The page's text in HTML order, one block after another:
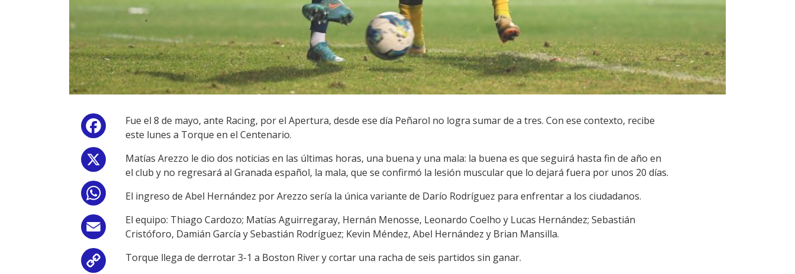
Facebook
WhatsApp
Email
Copy
Fue el 8 de mayo, ante Racing, por el Apertura, desde ese día Peñarol no logra sumar de a tres. Con ese contexto, recibe
este lunes a Torque en el Centenario.
Matías Arezzo le dio dos noticias en las últimas horas, una buena y una mala: la buena es que seguirá hasta fin de año en
el club y no regresará al Granada español, la mala, que se confirmó la lesión muscular que lo dejará fuera por unos 20 días.
El ingreso de Abel Hernández por Arezzo sería la única variante de Darío Rodríguez para enfrentar a los ciudadanos.
El equipo: Thiago Cardozo; Matías Aguirregaray, Hernán Menosse, Leonardo Coelho y Lucas Hernández; Sebastián
Cristóforo, Damián García y Sebastián Rodríguez; Kevin Méndez, Abel Hernández y Brian Mansilla.
Torque llega de derrotar 3-1 a Boston River y cortar una racha de seis partidos sin ganar.